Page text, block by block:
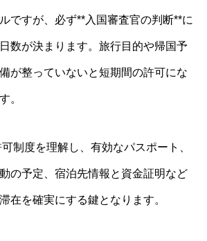
ですが、必ず**入国審査官の判断**に
数が決まります。旅行目的や帰国予
が整っていないと短期間の許可にな
。
制度を理解し、有効なパスポート、
の予定、宿泊先情報と資金証明など
在を確実にする鍵となります。